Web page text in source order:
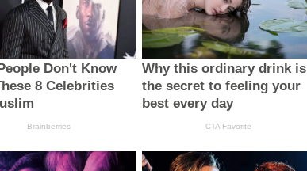
Don't Know
8 Celebrities
Brainberries
Why this ordinary drink is
the secret to feeling your
best every day
CTA Favorite